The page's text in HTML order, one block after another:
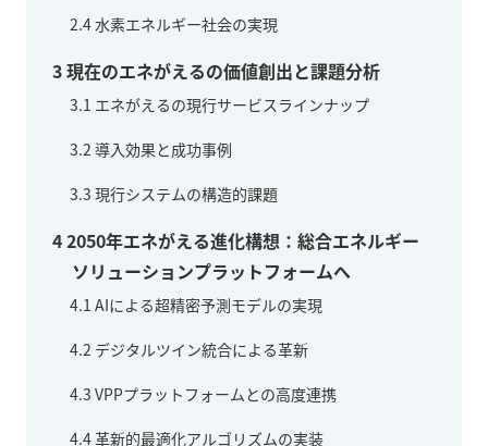
2.4水素エネルギー社会の実現
3現在のエネがえるの価値創出と課題分析
3.1 エネがえるの現行サービスラインナップ
3.2 導入効果と成功事例
3.3 現行システムの構造的課題
42050年エネがえる進化構想：総合エネルギー
ソリューションプラットフォームへ
4.1 AIによる超精密予測モデルの実現
4.2 デジタルツイン統合による革新
4.3 VPPプラットフォームとの高度連携
4.4革新的最適化アルゴリズムの実装